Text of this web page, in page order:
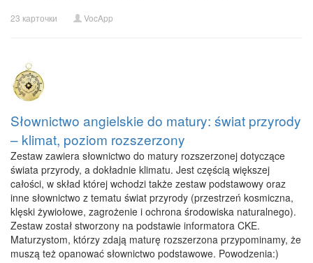
23 карточки VocApp
Słownictwo angielskie do matury: świat przyrody
– klimat, poziom rozszerzony
Zestaw zawiera słownictwo do matury rozszerzonej dotyczące
świata przyrody, a dokładnie klimatu. Jest częścią większej
całości, w skład której wchodzi także zestaw podstawowy oraz
inne słownictwo z tematu świat przyrody (przestrzeń kosmiczna,
klęski żywiołowe, zagrożenie i ochrona środowiska naturalnego).
Zestaw został stworzony na podstawie informatora CKE.
Maturzystom, którzy zdają maturę rozszerzona przypominamy, że
muszą też opanować słownictwo podstawowe. Powodzenia:)